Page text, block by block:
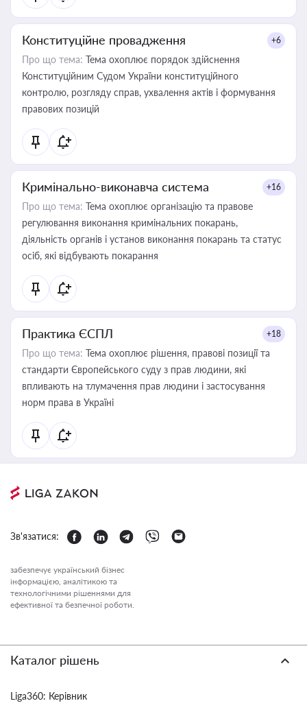
Конституційне провадження +6
Про що тема: Тема охоплює порядок здійснення
Конституційним Судом України конституційного
контролю, розгляду справ, ухвалення актів і формування
правових позицій
Кримінально-виконавча система +16
Про що тема: Тема охоплює організацію та правове
регулювання виконання кримінальних покарань,
діяльність органів і установ виконання покарань та статус
осіб, які відбувають покарання
Практика ЄСПЛ +18
Про що тема: Тема охоплює рішення, правові позиції та
стандарти Європейського суду з прав людини, які
впливають на тлумачення прав людини і застосування
норм права в Україні
Зв'язатися:
забезпечує український бізнес
інформацією, аналітикою та
технологічними рішеннями для
ефективної та безпечної роботи.
Каталог рішень
Liga360: Керівник